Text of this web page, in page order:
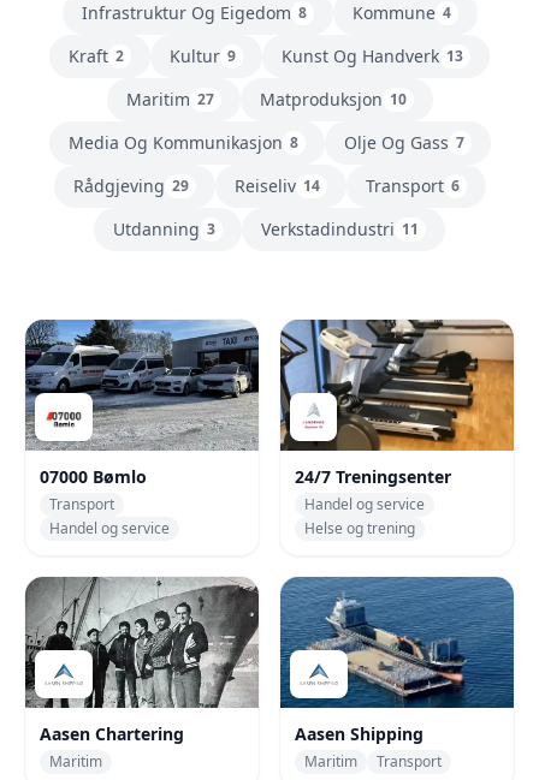
Infrastruktur Og Eigedom 8 Kommune 4
Kraft 2 Kultur 9 Kunst Og Handverk 13
Maritim 27 Matproduksjon 10
Media Og Kommunikasjon 8 Olje Og Gass 7
Rådgjeving 29 Reiseliv 14 Transport 6
Utdanning 3 Verkstadindustri 11
Bedrifter
07000 Bømlo
Transport
Handel og service
24/7 Treningsenter
Handel og service
Helse og trening
Aasen Chartering
Maritim
Aasen Shipping
Maritim Transport